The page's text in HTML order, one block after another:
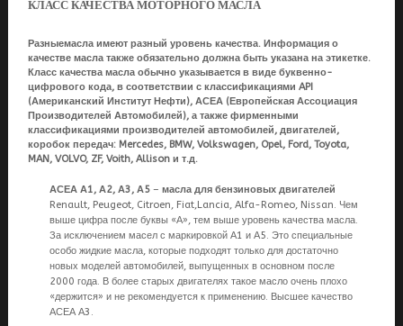
КЛАСС КАЧЕСТВА МОТОРНОГО МАСЛА
Разныемасла имеют разный уровень качества. Информация о
качестве масла также обязательно должна быть указана на этикетке.
Класс качества масла обычно указывается в виде буквенно-
цифрового кода, в соответствии с классификациями API
(Американский Институт Нефти), АСЕА (Европейская Ассоциация
Производителей Автомобилей), а также фирменными
классификациями производителей автомобилей, двигателей,
коробок передач: Mercedes, BMW, Volkswagen, Opel, Ford, Toyota,
MAN, VOLVO, ZF, Voith, Allison и т.д.
АСЕА А1, А2, А3, А5– масла для бензиновых двигателей
Renault, Peugeot, Citroen, Fiat,Lancia, Alfa-Romeo, Nissan. Чем
выше цифра после буквы «А», тем выше уровень качества масла.
За исключением масел с маркировкой А1 и А5. Это специальные
особо жидкие масла, которые подходят только для достаточно
новых моделей автомобилей, выпущенных в основном после
2000 года. В более старых двигателях такое масло очень плохо
«держится» и не рекомендуется к применению. Высшее качество
АСЕА А3.